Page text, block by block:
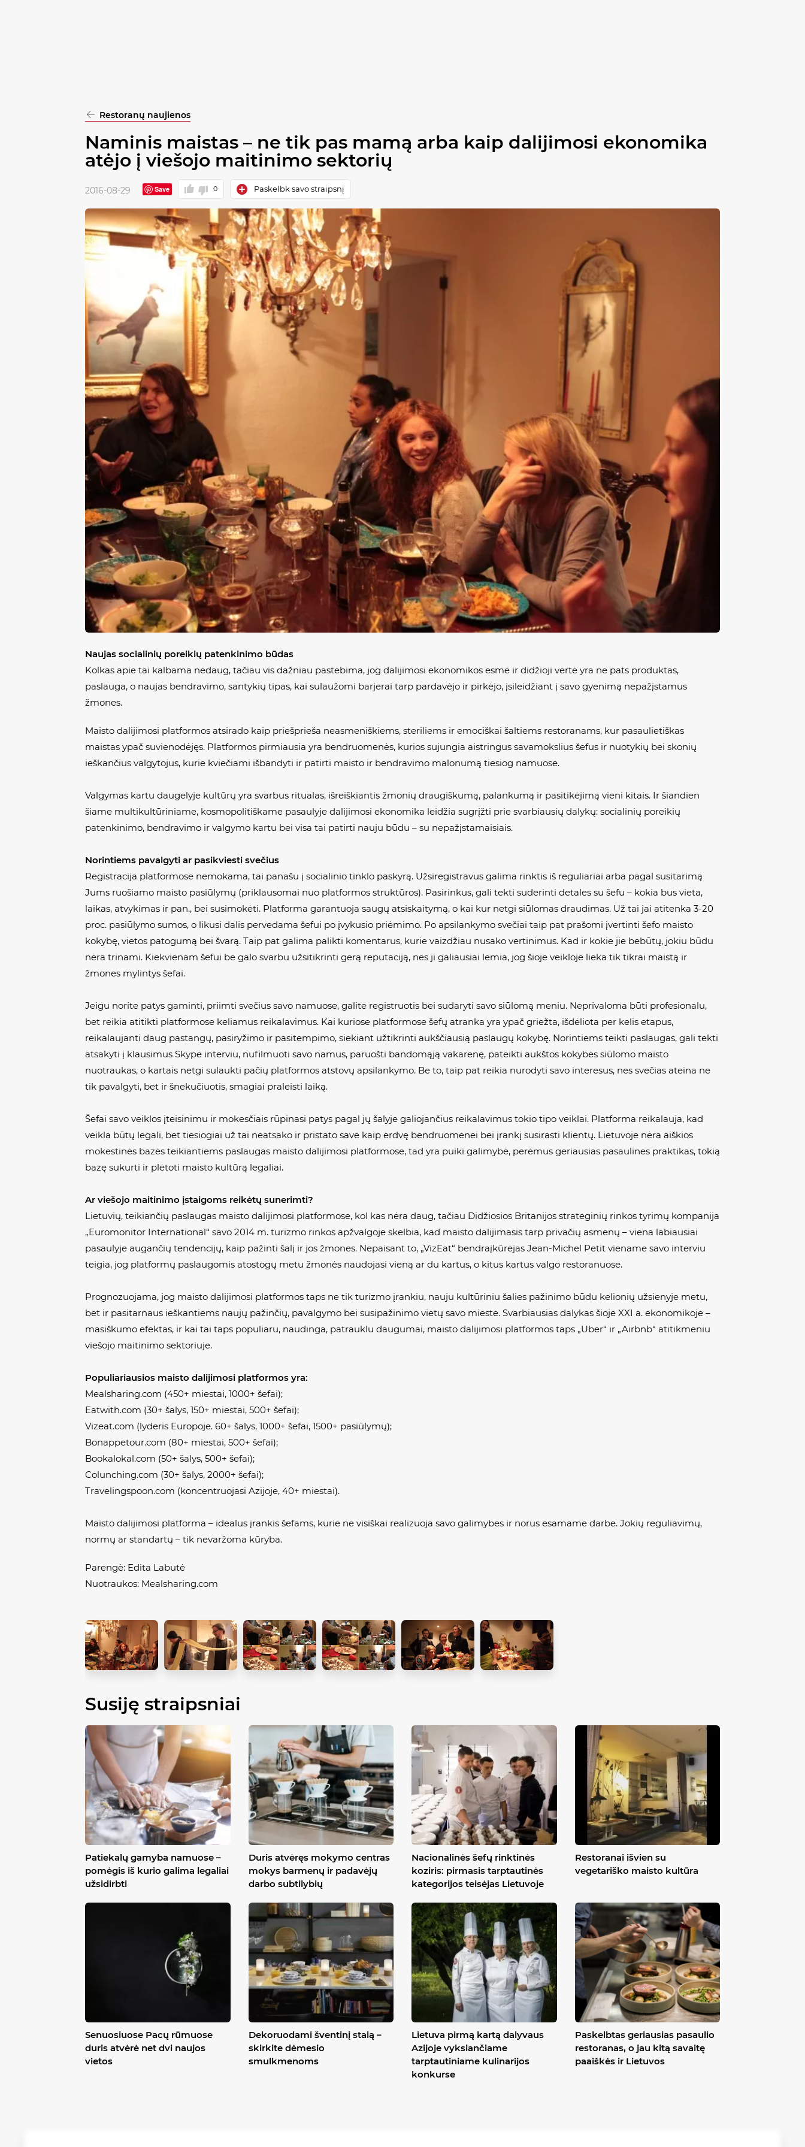
Restoranų naujienos
Naminis maistas – ne tik pas mamą arba kaip dalijimosi ekonomika
atėjo į viešojo maitinimo sektorių
2016-08-29 Save 0 Paskelbk savo straipsnį
Naujas socialinių poreikių patenkinimo būdas
Kolkas apie tai kalbama nedaug, tačiau vis dažniau pastebima, jog dalijimosi ekonomikos esmė ir didžioji vertė yra ne pats produktas,
paslauga, o naujas bendravimo, santykių tipas, kai sulaužomi barjerai tarp pardavėjo ir pirkėjo, įsileidžiant į savo gyenimą nepažįstamus
žmones.
Maisto dalijimosi platformos atsirado kaip priešprieša neasmeniškiems, steriliems ir emociškai šaltiems restoranams, kur pasaulietiškas
maistas ypač suvienodėjęs. Platformos pirmiausia yra bendruomenės, kurios sujungia aistringus savamokslius šefus ir nuotykių bei skonių
ieškančius valgytojus, kurie kviečiami išbandyti ir patirti maisto ir bendravimo malonumą tiesiog namuose.
Valgymas kartu daugelyje kultūrų yra svarbus ritualas, išreiškiantis žmonių draugiškumą, palankumą ir pasitikėjimą vieni kitais. Ir šiandien
šiame multikultūriniame, kosmopolitiškame pasaulyje dalijimosi ekonomika leidžia sugrįžti prie svarbiausių dalykų: socialinių poreikių
patenkinimo, bendravimo ir valgymo kartu bei visa tai patirti nauju būdu – su nepažįstamaisiais.
Norintiems pavalgyti ar pasikviesti svečius
Registracija platformose nemokama, tai panašu į socialinio tinklo paskyrą. Užsiregistravus galima rinktis iš reguliariai arba pagal susitarimą
Jums ruošiamo maisto pasiūlymų (priklausomai nuo platformos struktūros). Pasirinkus, gali tekti suderinti detales su šefu – kokia bus vieta,
laikas, atvykimas ir pan., bei susimokėti. Platforma garantuoja saugų atsiskaitymą, o kai kur netgi siūlomas draudimas. Už tai jai atitenka 3-20
proc. pasiūlymo sumos, o likusi dalis pervedama šefui po įvykusio priėmimo. Po apsilankymo svečiai taip pat prašomi įvertinti šefo maisto
kokybę, vietos patogumą bei švarą. Taip pat galima palikti komentarus, kurie vaizdžiau nusako vertinimus. Kad ir kokie jie bebūtų, jokiu būdu
nėra trinami. Kiekvienam šefui be galo svarbu užsitikrinti gerą reputaciją, nes ji galiausiai lemia, jog šioje veikloje lieka tik tikrai maistą ir
žmones mylintys šefai.
Jeigu norite patys gaminti, priimti svečius savo namuose, galite registruotis bei sudaryti savo siūlomą meniu. Neprivaloma būti profesionalu,
bet reikia atitikti platformose keliamus reikalavimus. Kai kuriose platformose šefų atranka yra ypač griežta, išdėliota per kelis etapus,
reikalaujanti daug pastangų, pasiryžimo ir pasitempimo, siekiant užtikrinti aukščiausią paslaugų kokybę. Norintiems teikti paslaugas, gali tekti
atsakyti į klausimus Skype interviu, nufilmuoti savo namus, paruošti bandomąją vakarenę, pateikti aukštos kokybės siūlomo maisto
nuotraukas, o kartais netgi sulaukti pačių platformos atstovų apsilankymo. Be to, taip pat reikia nurodyti savo interesus, nes svečias ateina ne
tik pavalgyti, bet ir šnekučiuotis, smagiai praleisti laiką.
Šefai savo veiklos įteisinimu ir mokesčiais rūpinasi patys pagal jų šalyje galiojančius reikalavimus tokio tipo veiklai. Platforma reikalauja, kad
veikla būtų legali, bet tiesiogiai už tai neatsako ir pristato save kaip erdvę bendruomenei bei įrankį susirasti klientų. Lietuvoje nėra aiškios
mokestinės bazės teikiantiems paslaugas maisto dalijimosi platformose, tad yra puiki galimybė, perėmus geriausias pasaulines praktikas, tokią
bazę sukurti ir plėtoti maisto kultūrą legaliai.
Ar viešojo maitinimo įstaigoms reikėtų sunerimti?
Lietuvių, teikiančių paslaugas maisto dalijimosi platformose, kol kas nėra daug, tačiau Didžiosios Britanijos strateginių rinkos tyrimų kompanija
„Euromonitor International“ savo 2014 m. turizmo rinkos apžvalgoje skelbia, kad maisto dalijimasis tarp privačių asmenų – viena labiausiai
pasaulyje augančių tendencijų, kaip pažinti šalį ir jos žmones. Nepaisant to, „VizEat“ bendraįkūrėjas Jean-Michel Petit viename savo interviu
teigia, jog platformų paslaugomis atostogų metu žmonės naudojasi vieną ar du kartus, o kitus kartus valgo restoranuose.
Prognozuojama, jog maisto dalijimosi platformos taps ne tik turizmo įrankiu, nauju kultūriniu šalies pažinimo būdu kelionių užsienyje metu,
bet ir pasitarnaus ieškantiems naujų pažinčių, pavalgymo bei susipažinimo vietų savo mieste. Svarbiausias dalykas šioje XXI a. ekonomikoje –
masiškumo efektas, ir kai tai taps populiaru, naudinga, patrauklu daugumai, maisto dalijimosi platformos taps „Uber“ ir „Airbnb“ atitikmeniu
viešojo maitinimo sektoriuje.
Populiariausios maisto dalijimosi platformos yra:
Mealsharing.com (450+ miestai, 1000+ šefai);
Eatwith.com (30+ šalys, 150+ miestai, 500+ šefai);
Vizeat.com (lyderis Europoje. 60+ šalys, 1000+ šefai, 1500+ pasiūlymų);
Bonappetour.com (80+ miestai, 500+ šefai);
Bookalokal.com (50+ šalys, 500+ šefai);
Colunching.com (30+ šalys, 2000+ šefai);
Travelingspoon.com (koncentruojasi Azijoje, 40+ miestai).
Maisto dalijimosi platforma – idealus įrankis šefams, kurie ne visiškai realizuoja savo galimybes ir norus esamame darbe. Jokių reguliavimų,
normų ar standartų – tik nevaržoma kūryba.
Parengė: Edita Labutė
Nuotraukos: Mealsharing.com
Susiję straipsniai
Patiekalų gamyba namuose –
pomėgis iš kurio galima legaliai
užsidirbti
Duris atvėręs mokymo centras
mokys barmenų ir padavėjų
darbo subtilybių
Nacionalinės šefų rinktinės
koziris: pirmasis tarptautinės
kategorijos teisėjas Lietuvoje
Restoranai išvien su
vegetariško maisto kultūra
Senuosiuose Pacų rūmuose
duris atvėrė net dvi naujos
vietos
Dekoruodami šventinį stalą –
skirkite dėmesio
smulkmenoms
Lietuva pirmą kartą dalyvaus
Azijoje vyksiančiame
tarptautiniame kulinarijos
konkurse
Paskelbtas geriausias pasaulio
restoranas, o jau kitą savaitę
paaiškės ir Lietuvos